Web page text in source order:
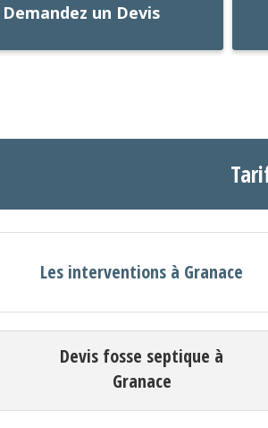
Demandez un Devis
Les interventions à Granace
Devis fosse septique à
Granace